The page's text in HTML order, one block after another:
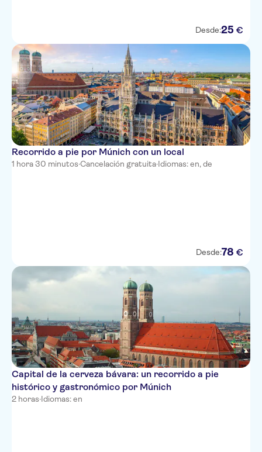
Desde:25 €
Recorrido a pie por Múnich con un local
1 hora 30 minutos·Cancelación gratuita·Idiomas: en, de
Desde:78 €
Capital de la cerveza bávara: un recorrido a pie
histórico y gastronómico por Múnich
2 horas·Idiomas: en